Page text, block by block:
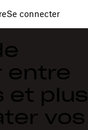
Se connecter
entre
et plus
vos